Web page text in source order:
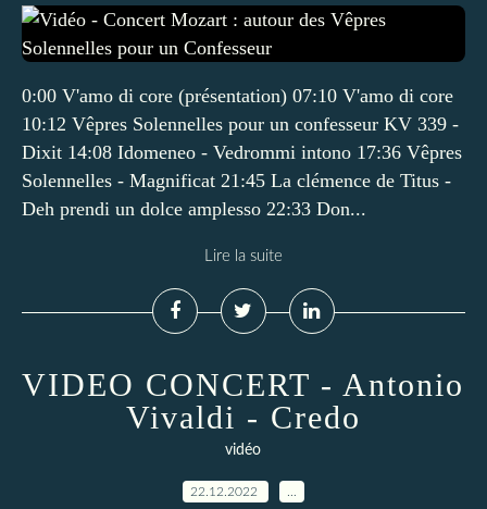
0:00 V'amo di core (présentation) 07:10 V'amo di core
10:12 Vêpres Solennelles pour un confesseur KV 339 -
Dixit 14:08 Idomeneo - Vedrommi intono 17:36 Vêpres
Solennelles - Magnificat 21:45 La clémence de Titus -
Deh prendi un dolce amplesso 22:33 Don...
Lire la suite
VIDEO CONCERT - Antonio
Vivaldi - Credo
vidéo
22.12.2022